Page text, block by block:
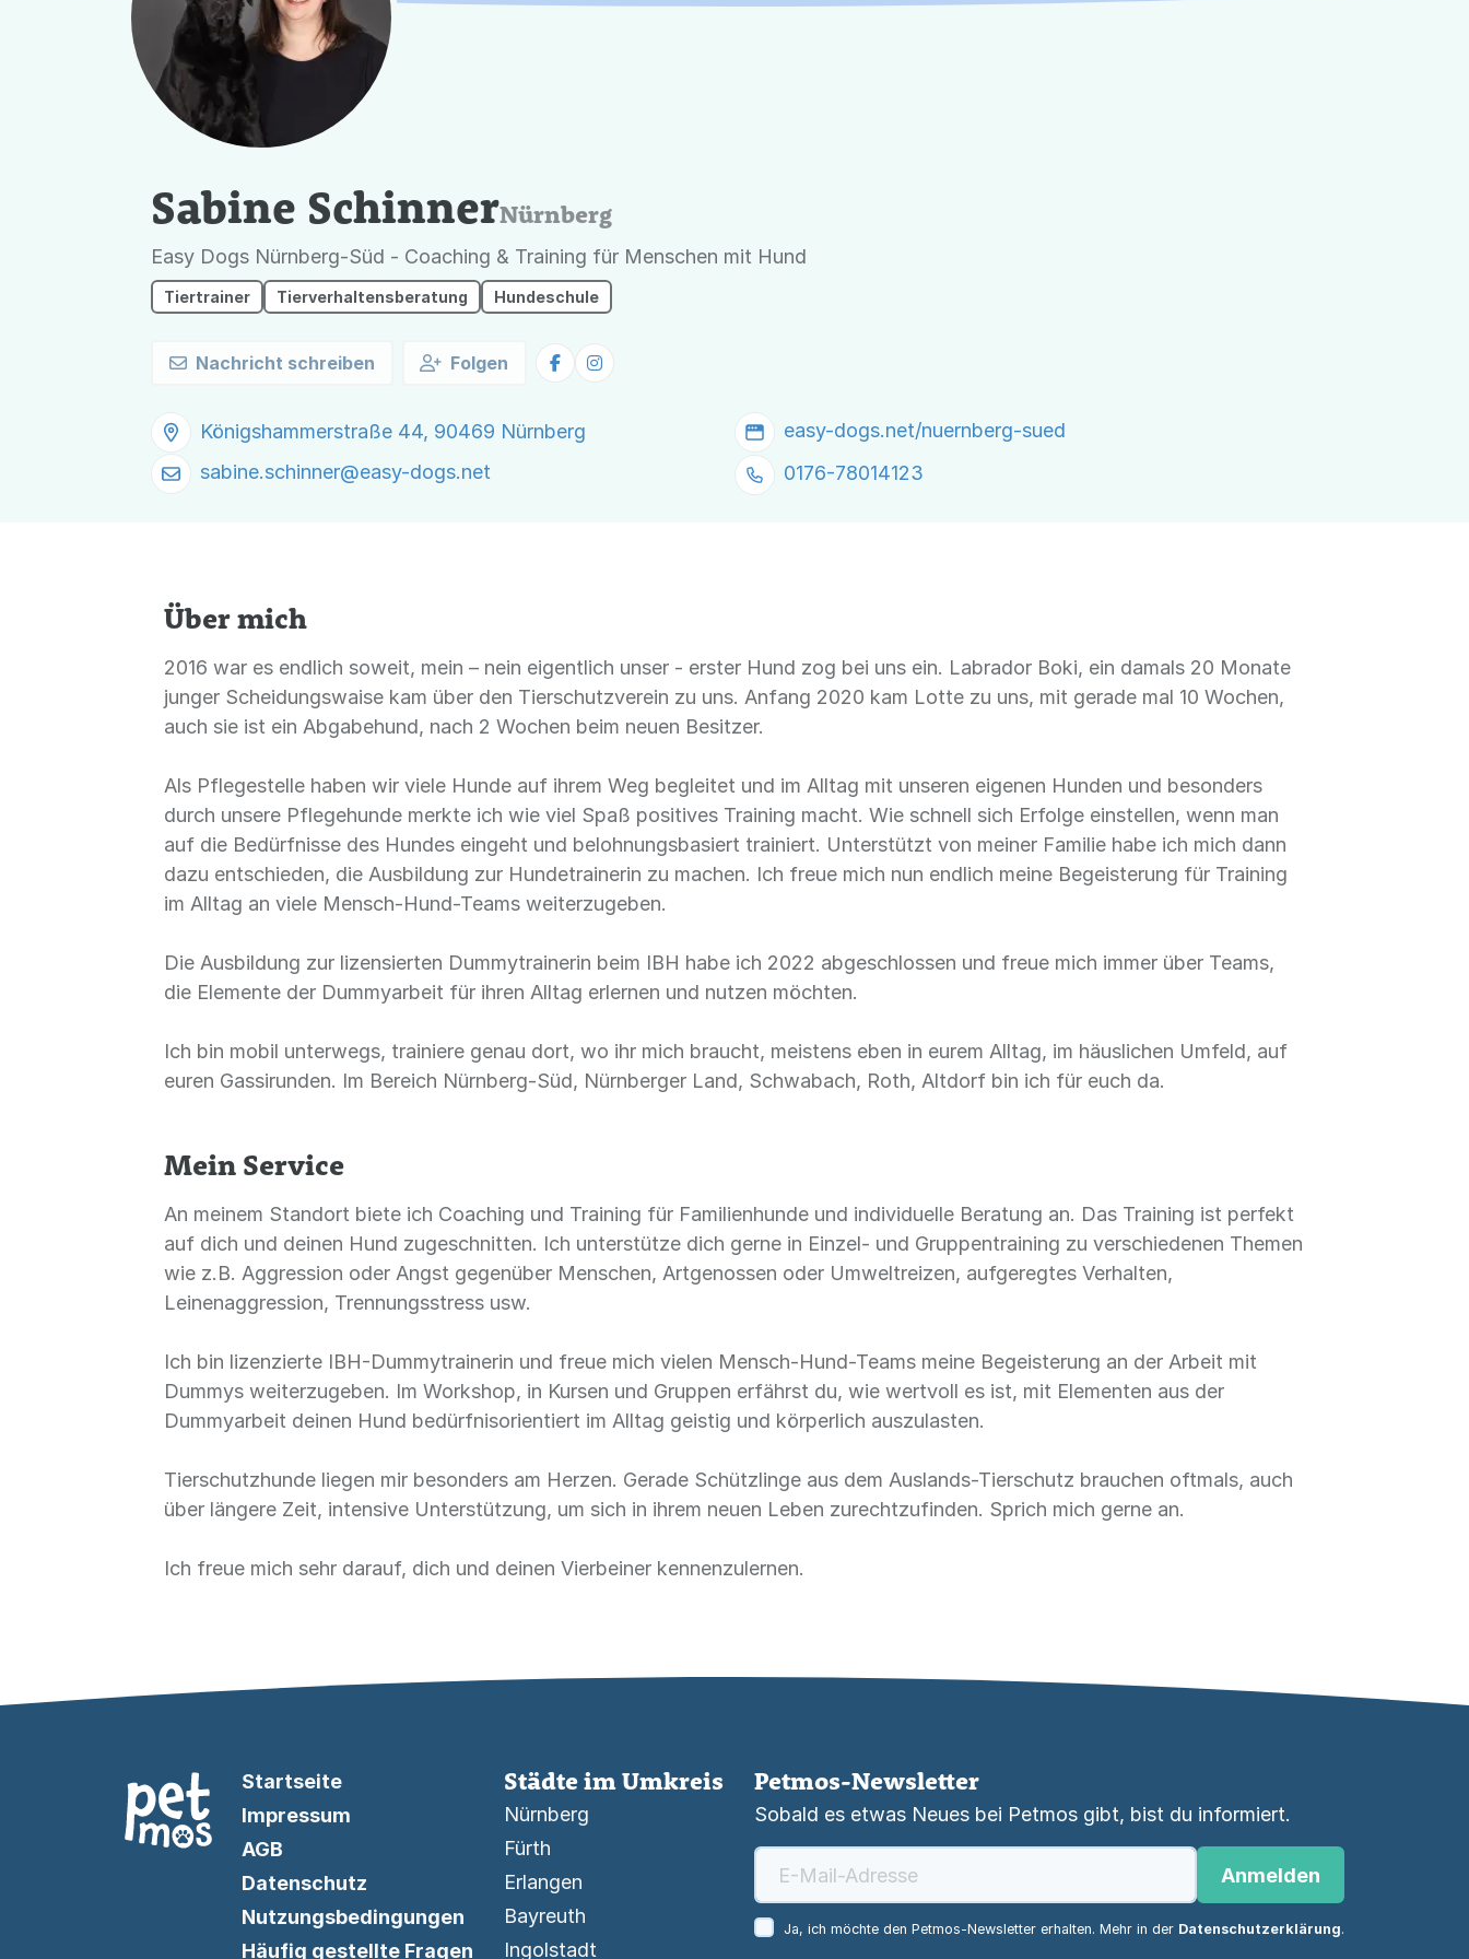
Sabine SchinnerNürnberg
Easy Dogs Nürnberg-Süd - Coaching & Training für Menschen mit Hund
Tiertrainer Tierverhaltensberatung Hundeschule
Nachricht schreiben Folgen
Königshammerstraße 44, 90469 Nürnberg
easy-dogs.net/nuernberg-sued
sabine.schinner@easy-dogs.net 0176-78014123
Über mich
2016 war es endlich soweit, mein – nein eigentlich unser - erster Hund zog bei uns ein. Labrador Boki, ein damals 20 Monate
junger Scheidungswaise kam über den Tierschutzverein zu uns. Anfang 2020 kam Lotte zu uns, mit gerade mal 10 Wochen,
auch sie ist ein Abgabehund, nach 2 Wochen beim neuen Besitzer.
Als Pflegestelle haben wir viele Hunde auf ihrem Weg begleitet und im Alltag mit unseren eigenen Hunden und besonders
durch unsere Pflegehunde merkte ich wie viel Spaß positives Training macht. Wie schnell sich Erfolge einstellen, wenn man
auf die Bedürfnisse des Hundes eingeht und belohnungsbasiert trainiert. Unterstützt von meiner Familie habe ich mich dann
dazu entschieden, die Ausbildung zur Hundetrainerin zu machen. Ich freue mich nun endlich meine Begeisterung für Training
im Alltag an viele Mensch-Hund-Teams weiterzugeben.
Die Ausbildung zur lizensierten Dummytrainerin beim IBH habe ich 2022 abgeschlossen und freue mich immer über Teams,
die Elemente der Dummyarbeit für ihren Alltag erlernen und nutzen möchten.
Ich bin mobil unterwegs, trainiere genau dort, wo ihr mich braucht, meistens eben in eurem Alltag, im häuslichen Umfeld, auf
euren Gassirunden. Im Bereich Nürnberg-Süd, Nürnberger Land, Schwabach, Roth, Altdorf bin ich für euch da.
Mein Service
An meinem Standort biete ich Coaching und Training für Familienhunde und individuelle Beratung an. Das Training ist perfekt
auf dich und deinen Hund zugeschnitten. Ich unterstütze dich gerne in Einzel- und Gruppentraining zu verschiedenen Themen
wie z.B. Aggression oder Angst gegenüber Menschen, Artgenossen oder Umweltreizen, aufgeregtes Verhalten,
Leinenaggression, Trennungsstress usw.
Ich bin lizenzierte IBH-Dummytrainerin und freue mich vielen Mensch-Hund-Teams meine Begeisterung an der Arbeit mit
Dummys weiterzugeben. Im Workshop, in Kursen und Gruppen erfährst du, wie wertvoll es ist, mit Elementen aus der
Dummyarbeit deinen Hund bedürfnisorientiert im Alltag geistig und körperlich auszulasten.
Tierschutzhunde liegen mir besonders am Herzen. Gerade Schützlinge aus dem Auslands-Tierschutz brauchen oftmals, auch
über längere Zeit, intensive Unterstützung, um sich in ihrem neuen Leben zurechtzufinden. Sprich mich gerne an.
Ich freue mich sehr darauf, dich und deinen Vierbeiner kennenzulernen.
Startseite
Impressum
AGB
Datenschutz
Nutzungsbedingungen
Häufig gestellte Fragen
Städte im Umkreis
Nürnberg
Fürth
Erlangen
Bayreuth
Ingolstadt
Petmos-Newsletter
Sobald es etwas Neues bei Petmos gibt, bist du informiert.
Anmelden
Ja, ich möchte den Petmos-Newsletter erhalten. Mehr in der Datenschutzerklärung.